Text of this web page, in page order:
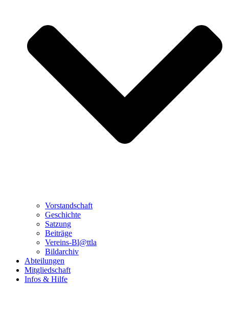
Vorstandschaft
Geschichte
Satzung
Beiträge
Vereins-Bl@ttla
Bildarchiv
Abteilungen
Mitgliedschaft
Infos & Hilfe